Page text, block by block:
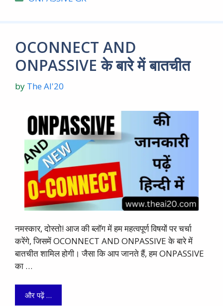
OCONNECT AND
ONPASSIVE के बारे में बातचीत
by The AI'20
नमस्कार, दोस्तो! आज की ब्लाॅग में हम महत्वपूर्ण विषयों पर चर्चा
करेंगे, जिसमें OCONNECT AND ONPASSIVE के बारे में
बातचीत शामिल होगी। जैसा कि आप जानते हैं, हम ONPASSIVE
का …
और पढ़ें …